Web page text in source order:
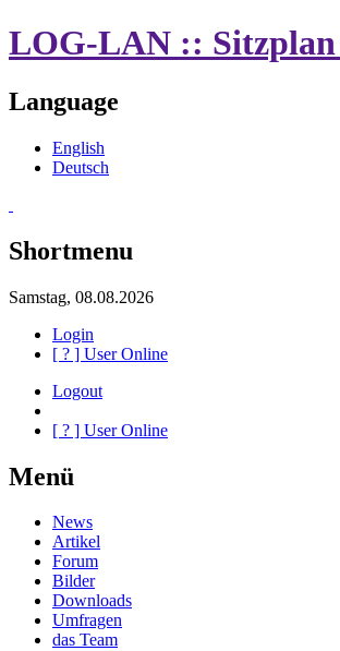
LOG-LAN :: Sitzplan
Language
English
Deutsch
Shortmenu
Samstag, 08.08.2026
Login
[ ? ] User Online
Logout
[ ? ] User Online
Menü
News
Artikel
Forum
Bilder
Downloads
Umfragen
das Team